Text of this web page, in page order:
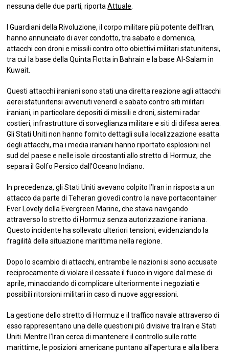
nessuna delle due parti, riportaAttuale
I Guardiani della Rivoluzione, il corpo militare più potente dell’Iran,
hanno annunciato di aver condotto, tra sabato e domenica,
attacchi con droni e missili contro otto obiettivi militari statunitensi,
tra cui la base della Quinta Flotta in Bahrain e la base Al-Salam in
Kuwait.
Questi attacchi iraniani sono stati una diretta reazione agli attacchi
aerei statunitensi avvenuti venerdì e sabato contro siti militari
iraniani, in particolare depositi di missili e droni, sistemi radar
costieri, infrastrutture di sorveglianza militare e siti di difesa aerea.
Gli Stati Uniti non hanno fornito dettagli sulla localizzazione esatta
degli attacchi, ma i media iraniani hanno riportato esplosioni nel
sud del paese e nelle isole circostanti allo stretto di Hormuz, che
separa il Golfo Persico dall’Oceano Indiano.
In precedenza, gli Stati Uniti avevano colpito l’Iran in risposta a un
attacco da parte di Teheran giovedì contro la nave portacontainer
Ever Lovely della Evergreen Marine, che stava navigando
attraverso lo stretto di Hormuz senza autorizzazione iraniana.
Questo incidente ha sollevato ulteriori tensioni, evidenziando la
fragilità della situazione marittima nella regione.
Dopo lo scambio di attacchi, entrambe le nazioni si sono accusate
reciprocamente di violare il cessate il fuoco in vigore dal mese di
aprile, minacciando di complicare ulteriormente i negoziati e
possibili ritorsioni militari in caso di nuove aggressioni.
La gestione dello stretto di Hormuz e il traffico navale attraverso di
esso rappresentano una delle questioni più divisive tra Iran e Stati
Uniti. Mentre l’Iran cerca di mantenere il controllo sulle rotte
marittime, le posizioni americane puntano all’apertura e alla libera